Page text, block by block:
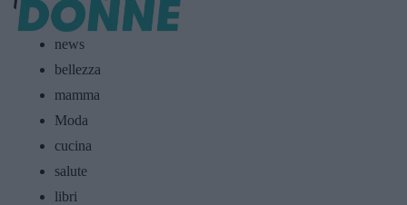
news
bellezza
mamma
Moda
cucina
salute
libri